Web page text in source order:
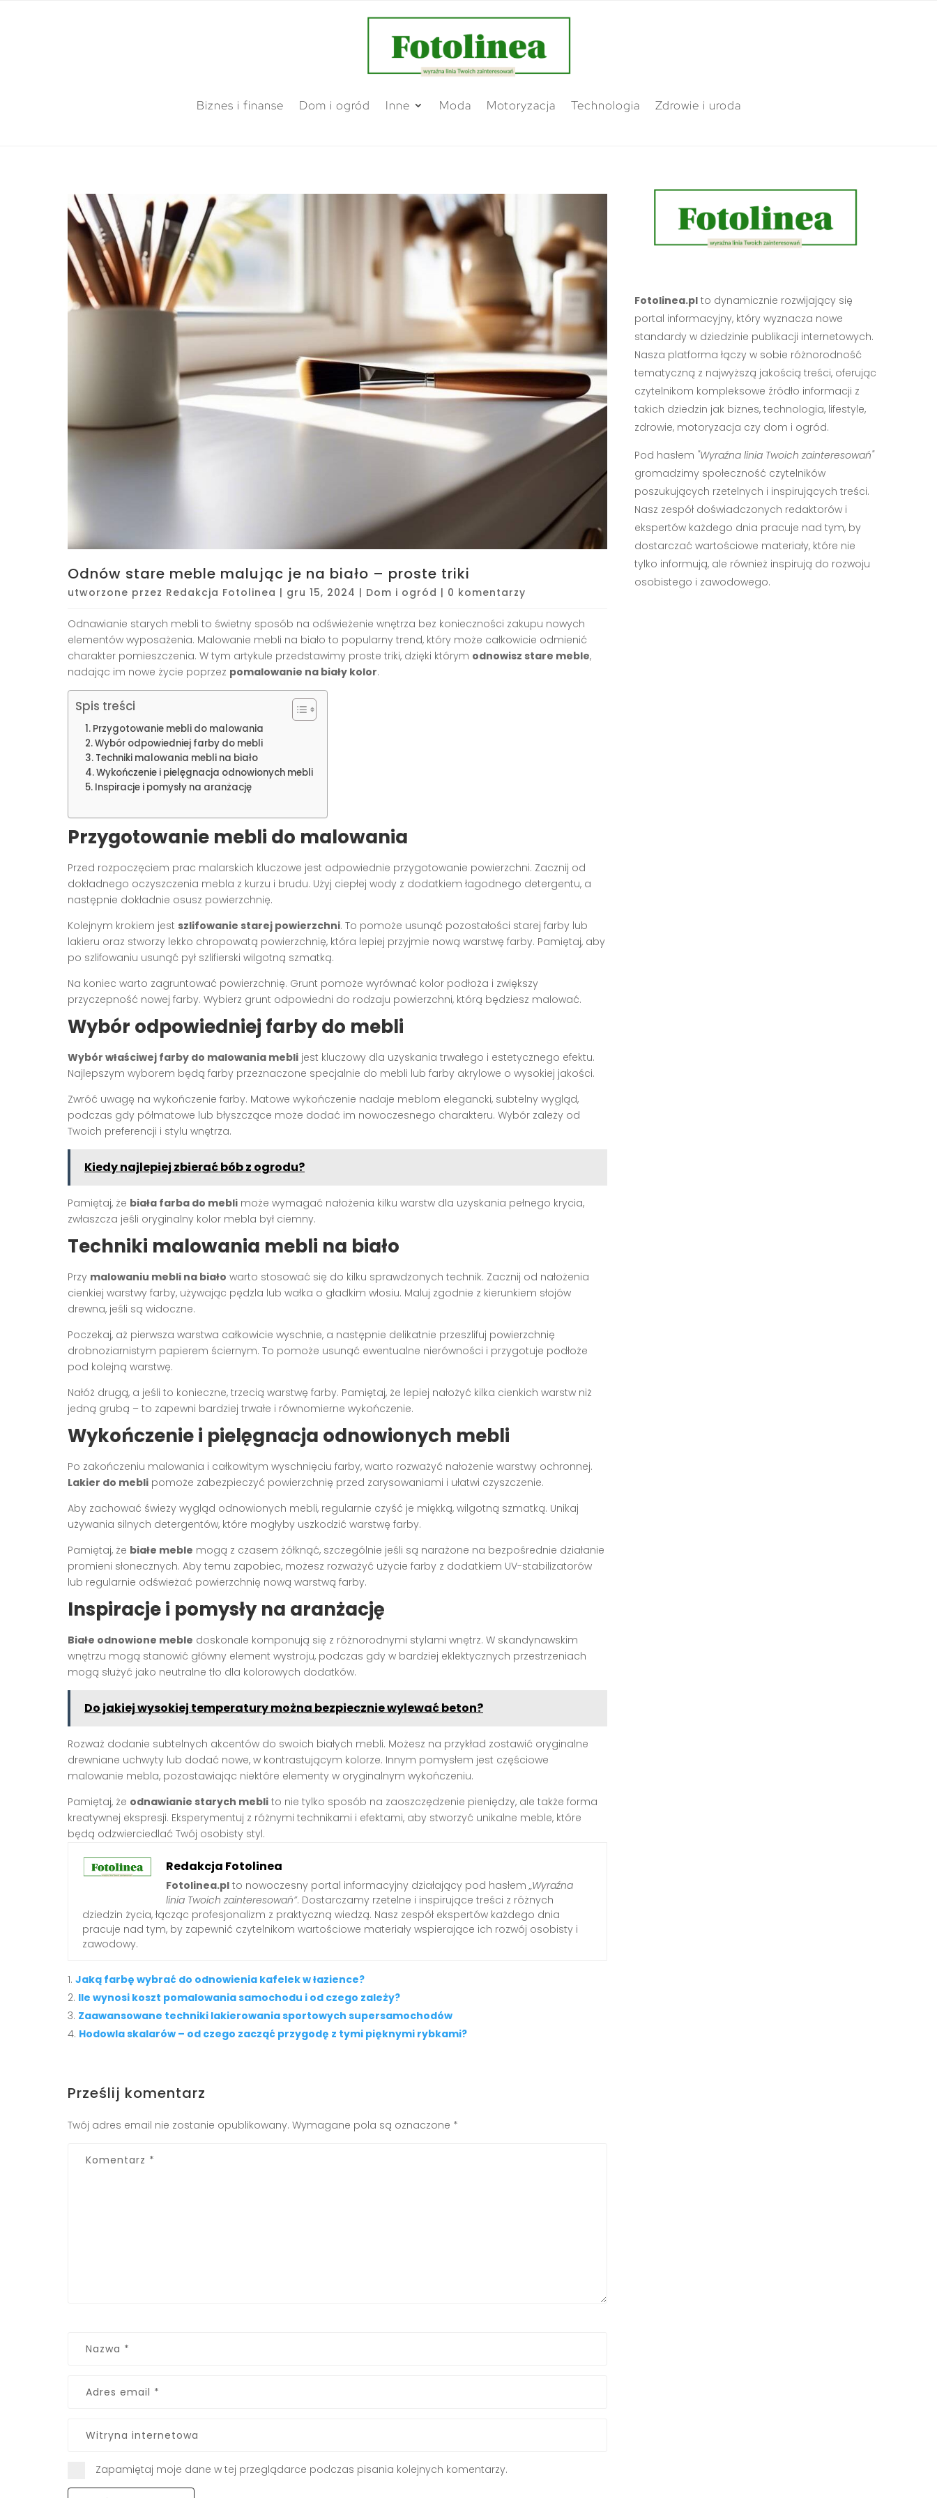
Biznes i finanse Dom i ogród Inne Moda Motoryzacja Technologia Zdrowie i uroda
Odnów stare meble malując je na biało – proste triki
utworzone przez Redakcja Fotolinea | gru 15, 2024 | Dom i ogród | 0 komentarzy
Odnawianie starych mebli to świetny sposób na odświeżenie wnętrza bez konieczności zakupu nowych
elementów wyposażenia. Malowanie mebli na biało to popularny trend, który może całkowicie odmienić
charakter pomieszczenia. W tym artykule przedstawimy proste triki, dzięki którym odnowisz stare meble,
nadając im nowe życie poprzez pomalowanie na biały kolor.
Spis treści
Przygotowanie mebli do malowania
Wybór odpowiedniej farby do mebli
Techniki malowania mebli na biało
Wykończenie i pielęgnacja odnowionych mebli
Inspiracje i pomysły na aranżację
Przygotowanie mebli do malowania
Przed rozpoczęciem prac malarskich kluczowe jest odpowiednie przygotowanie powierzchni. Zacznij od
dokładnego oczyszczenia mebla z kurzu i brudu. Użyj ciepłej wody z dodatkiem łagodnego detergentu, a
następnie dokładnie osusz powierzchnię.
Kolejnym krokiem jest szlifowanie starej powierzchni. To pomoże usunąć pozostałości starej farby lub
lakieru oraz stworzy lekko chropowatą powierzchnię, która lepiej przyjmie nową warstwę farby. Pamiętaj, aby
po szlifowaniu usunąć pył szlifierski wilgotną szmatką.
Na koniec warto zagruntować powierzchnię. Grunt pomoże wyrównać kolor podłoża i zwiększy
przyczepność nowej farby. Wybierz grunt odpowiedni do rodzaju powierzchni, którą będziesz malować.
Wybór odpowiedniej farby do mebli
Wybór właściwej farby do malowania mebli jest kluczowy dla uzyskania trwałego i estetycznego efektu.
Najlepszym wyborem będą farby przeznaczone specjalnie do mebli lub farby akrylowe o wysokiej jakości.
Zwróć uwagę na wykończenie farby. Matowe wykończenie nadaje meblom elegancki, subtelny wygląd,
podczas gdy półmatowe lub błyszczące może dodać im nowoczesnego charakteru. Wybór zależy od
Twoich preferencji i stylu wnętrza.
Kiedy najlepiej zbierać bób z ogrodu?
Pamiętaj, że biała farba do mebli może wymagać nałożenia kilku warstw dla uzyskania pełnego krycia,
zwłaszcza jeśli oryginalny kolor mebla był ciemny.
Techniki malowania mebli na biało
Przy malowaniu mebli na biało warto stosować się do kilku sprawdzonych technik. Zacznij od nałożenia
cienkiej warstwy farby, używając pędzla lub wałka o gładkim włosiu. Maluj zgodnie z kierunkiem słojów
drewna, jeśli są widoczne.
Poczekaj, aż pierwsza warstwa całkowicie wyschnie, a następnie delikatnie przeszlifuj powierzchnię
drobnoziarnistym papierem ściernym. To pomoże usunąć ewentualne nierówności i przygotuje podłoże
pod kolejną warstwę.
Nałóż drugą, a jeśli to konieczne, trzecią warstwę farby. Pamiętaj, że lepiej nałożyć kilka cienkich warstw niż
jedną grubą – to zapewni bardziej trwałe i równomierne wykończenie.
Wykończenie i pielęgnacja odnowionych mebli
Po zakończeniu malowania i całkowitym wyschnięciu farby, warto rozważyć nałożenie warstwy ochronnej.
Lakier do mebli pomoże zabezpieczyć powierzchnię przed zarysowaniami i ułatwi czyszczenie.
Aby zachować świeży wygląd odnowionych mebli, regularnie czyść je miękką, wilgotną szmatką. Unikaj
używania silnych detergentów, które mogłyby uszkodzić warstwę farby.
Pamiętaj, że białe meble mogą z czasem żółknąć, szczególnie jeśli są narażone na bezpośrednie działanie
promieni słonecznych. Aby temu zapobiec, możesz rozważyć użycie farby z dodatkiem UV-stabilizatorów
lub regularnie odświeżać powierzchnię nową warstwą farby.
Inspiracje i pomysły na aranżację
Białe odnowione meble doskonale komponują się z różnorodnymi stylami wnętrz. W skandynawskim
wnętrzu mogą stanowić główny element wystroju, podczas gdy w bardziej eklektycznych przestrzeniach
mogą służyć jako neutralne tło dla kolorowych dodatków.
Do jakiej wysokiej temperatury można bezpiecznie wylewać beton?
Rozważ dodanie subtelnych akcentów do swoich białych mebli. Możesz na przykład zostawić oryginalne
drewniane uchwyty lub dodać nowe, w kontrastującym kolorze. Innym pomysłem jest częściowe
malowanie mebla, pozostawiając niektóre elementy w oryginalnym wykończeniu.
Pamiętaj, że odnawianie starych mebli to nie tylko sposób na zaoszczędzenie pieniędzy, ale także forma
kreatywnej ekspresji. Eksperymentuj z różnymi technikami i efektami, aby stworzyć unikalne meble, które
będą odzwierciedlać Twój osobisty styl.
Redakcja Fotolinea
Fotolinea.pl to nowoczesny portal informacyjny działający pod hasłem „Wyraźna
linia Twoich zainteresowań”. Dostarczamy rzetelne i inspirujące treści z różnych
dziedzin życia, łącząc profesjonalizm z praktyczną wiedzą. Nasz zespół ekspertów każdego dnia
pracuje nad tym, by zapewnić czytelnikom wartościowe materiały wspierające ich rozwój osobisty i
zawodowy.
Jaką farbę wybrać do odnowienia kafelek w łazience?
Ile wynosi koszt pomalowania samochodu i od czego zależy?
Zaawansowane techniki lakierowania sportowych supersamochodów
Hodowla skalarów – od czego zacząć przygodę z tymi pięknymi rybkami?
Prześlij komentarz
Twój adres email nie zostanie opublikowany. Wymagane pola są oznaczone *
Zapamiętaj moje dane w tej przeglądarce podczas pisania kolejnych komentarzy.
Fotolinea.plto dynamicznie rozwijający się
portal informacyjny, który wyznacza nowe
standardy w dziedzinie publikacji internetowych.
Nasza platforma łączy w sobie różnorodność
tematyczną z najwyższą jakością treści, oferując
czytelnikom kompleksowe źródło informacji z
takich dziedzin jak biznes, technologia, lifestyle,
zdrowie, motoryzacja czy dom i ogród.
Pod hasłem "Wyraźna linia Twoich zainteresowań"
gromadzimy społeczność czytelników
poszukujących rzetelnych i inspirujących treści.
Nasz zespół doświadczonych redaktorów i
ekspertów każdego dnia pracuje nad tym, by
dostarczać wartościowe materiały, które nie
tylko informują, ale również inspirują do rozwoju
osobistego i zawodowego.